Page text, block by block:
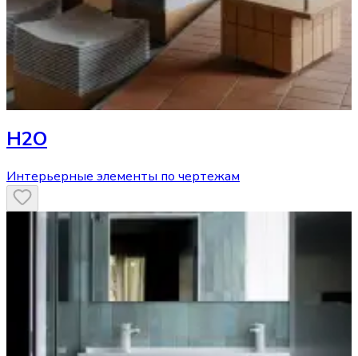
H2O
Интерьерные элементы по чертежам